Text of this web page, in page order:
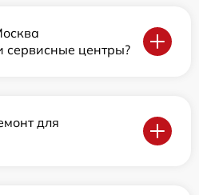
сервисные центры?
для